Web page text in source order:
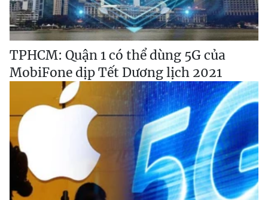
TPHCM: Quận 1 có thể dùng 5G của
MobiFone dịp Tết Dương lịch 2021